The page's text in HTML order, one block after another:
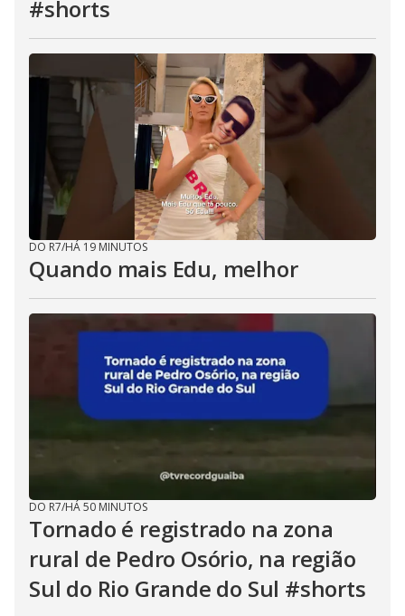
#shorts
DO R7/HÁ 19 MINUTOS
Quando mais Edu, melhor
DO R7/HÁ 50 MINUTOS
Tornado é registrado na zona
rural de Pedro Osório, na região
Sul do Rio Grande do Sul #shorts